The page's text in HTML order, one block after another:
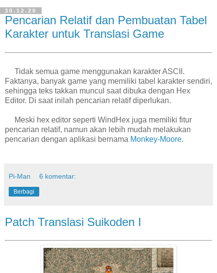
30.12.20
Pencarian Relatif dan Pembuatan Tabel
Karakter untuk Translasi Game
Tidak semua game menggunakan karakter ASCII.
Faktanya, banyak game yang memiliki tabel karakter sendiri,
sehingga teks takkan muncul saat dibuka dengan Hex
Editor. Di saat inilah pencarian relatif diperlukan.
Meski hex editor seperti WindHex juga memiliki fitur
pencarian relatif, namun akan lebih mudah melakukan
pencarian dengan aplikasi bernama Monkey-Moore.
Pi-Man 6 komentar:
Berbagi
Patch Translasi Suikoden I